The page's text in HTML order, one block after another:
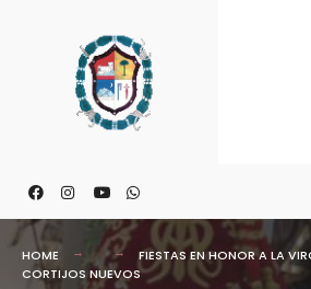
HOME
FIESTAS EN HONOR A LA
CORTIJOS NUEVOS